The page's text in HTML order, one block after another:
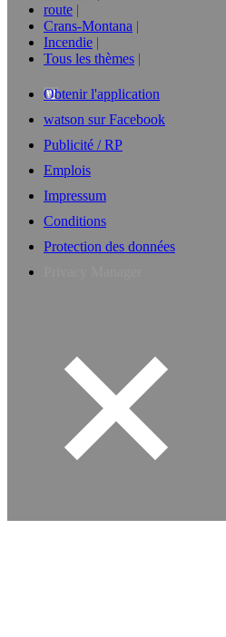
route
Crans-Montana
Incendie
Tous les thèmes
Obtenir l'application
watson sur Facebook
Publicité / RP
Emplois
Impressum
Conditions
Protection des données